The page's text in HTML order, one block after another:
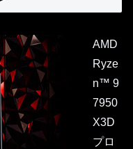
AMD
Ryze
n™ 9
7950
X3D
プロ